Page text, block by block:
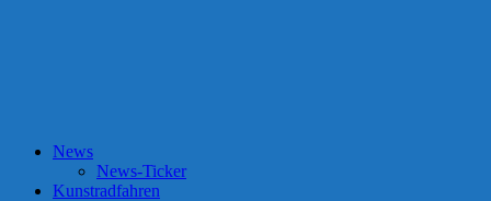
News
News-Ticker
Kunstradfahren